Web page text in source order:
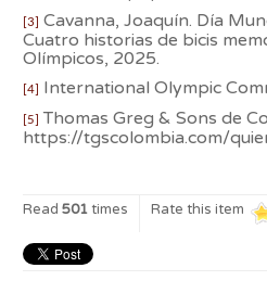
[3] Cavanna, Joaquín. Día
Cuatro historias de bicis
Olímpicos, 2025.
[4] International Olympic
[5] Thomas Greg & Sons de
https://tgscolombia.com/
Read501times Rate this item